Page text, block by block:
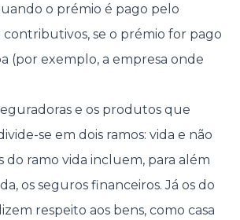
o prémio é pago pelo
contributivos, se o prémio for pago
(por exemplo, a empresa onde
e os produtos que
se em dois ramos: vida e não
do ramo vida incluem, para além
os seguros financeiros. Já os do
respeito aos bens, como casa